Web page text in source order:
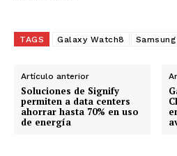
TAGS Galaxy Watch8 Samsung
Artículo anterior
Soluciones de Signify
permiten a data centers
ahorrar hasta 70% en uso
de energía